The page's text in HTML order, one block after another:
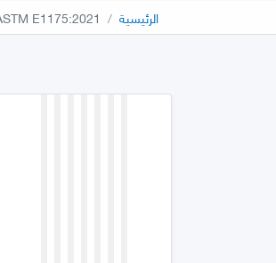
الرئيسية E1175:2021